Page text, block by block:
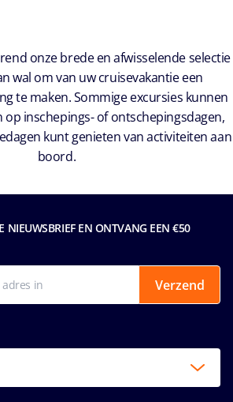
onze brede en afwisselende selectie
wal om van uw cruisevakantie een
te maken. Sommige excursies kunnen
op inschepings- of ontschepingsdagen,
kunt genieten van activiteiten aan
boord.
NIEUWSBRIEF EN ONTVANG EEN €50
Verzend